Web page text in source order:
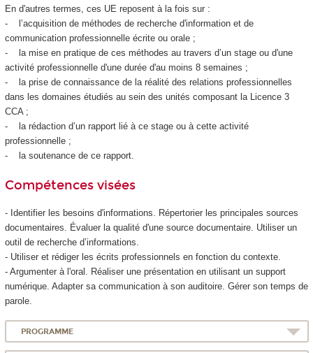
En d'autres termes, ces UE reposent à la fois sur :
- l’acquisition de méthodes de recherche d'information et de
communication professionnelle écrite ou orale ;
- la mise en pratique de ces méthodes au travers d’un stage ou d'une
activité professionnelle d'une durée d'au moins 8 semaines ;
- la prise de connaissance de la réalité des relations professionnelles
dans les domaines étudiés au sein des unités composant la Licence 3
CCA ;
- la rédaction d’un rapport lié à ce stage ou à cette activité
professionnelle ;
- la soutenance de ce rapport.
Compétences visées
- Identifier les besoins d'informations. Répertorier les principales sources
documentaires. Évaluer la qualité d'une source documentaire. Utiliser un
outil de recherche d’informations.
- Utiliser et rédiger les écrits professionnels en fonction du contexte.
- Argumenter à l'oral. Réaliser une présentation en utilisant un support
numérique. Adapter sa communication à son auditoire. Gérer son temps de
parole.
PROGRAMME